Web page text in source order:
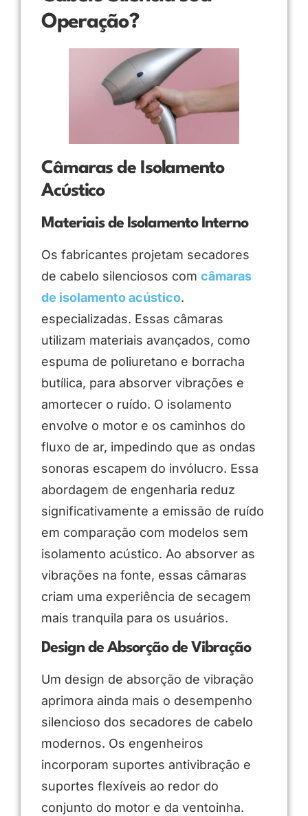
Operação?
Câmaras de Isolamento
Acústico
Materiais de Isolamento Interno
Os fabricantes projetam secadores
de cabelo silenciosos com câmaras
de isolamento acústico.
especializadas. Essas câmaras
utilizam materiais avançados, como
espuma de poliuretano e borracha
butílica, para absorver vibrações e
amortecer o ruído. O isolamento
envolve o motor e os caminhos do
fluxo de ar, impedindo que as ondas
sonoras escapem do invólucro. Essa
abordagem de engenharia reduz
significativamente a emissão de ruído
em comparação com modelos sem
isolamento acústico. Ao absorver as
vibrações na fonte, essas câmaras
criam uma experiência de secagem
mais tranquila para os usuários.
Design de Absorção de Vibração
Um design de absorção de vibração
aprimora ainda mais o desempenho
silencioso dos secadores de cabelo
modernos. Os engenheiros
incorporam suportes antivibração e
suportes flexíveis ao redor do
conjunto do motor e da ventoinha.